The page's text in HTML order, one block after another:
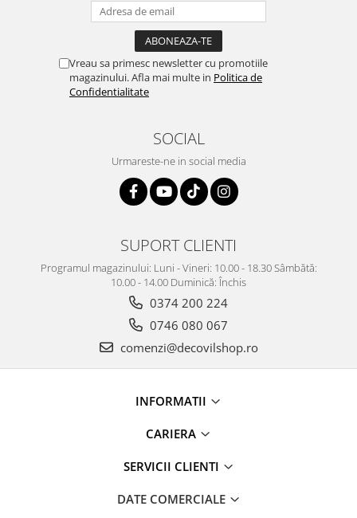
Vreau sa primesc newsletter cu promotiile
magazinului. Afla mai multe in Politica de
Confidentialitate
SOCIAL
Urmareste-ne in social media
SUPORT CLIENTI
Programul magazinului: Luni - Vineri: 10.00 - 18.30 Sâmbătă:
10.00 - 14.00 Duminică: Închis
0374 200 224
0746 080 067
comenzi@decovilshop.ro
INFORMATII
CARIERA
SERVICII CLIENTI
DATE COMERCIALE